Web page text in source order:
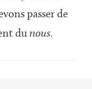
passer de
du nous.